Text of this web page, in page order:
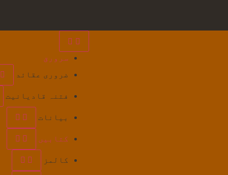
سرورق
ضروری عقائد
فتنہ قادیانیت
بیانات
کتابیں
کالمز